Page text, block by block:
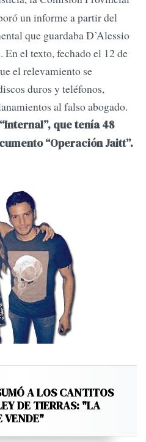
un informe a partir del
que guardaba D’Alessio
En el texto, fechado el 12 de
el relevamiento se
duros y teléfonos,
al falso abogado.
que tenía 48
“Operación Jaitt”.
A LOS CANTITOS
DE TIERRAS: "LA
VENDE"